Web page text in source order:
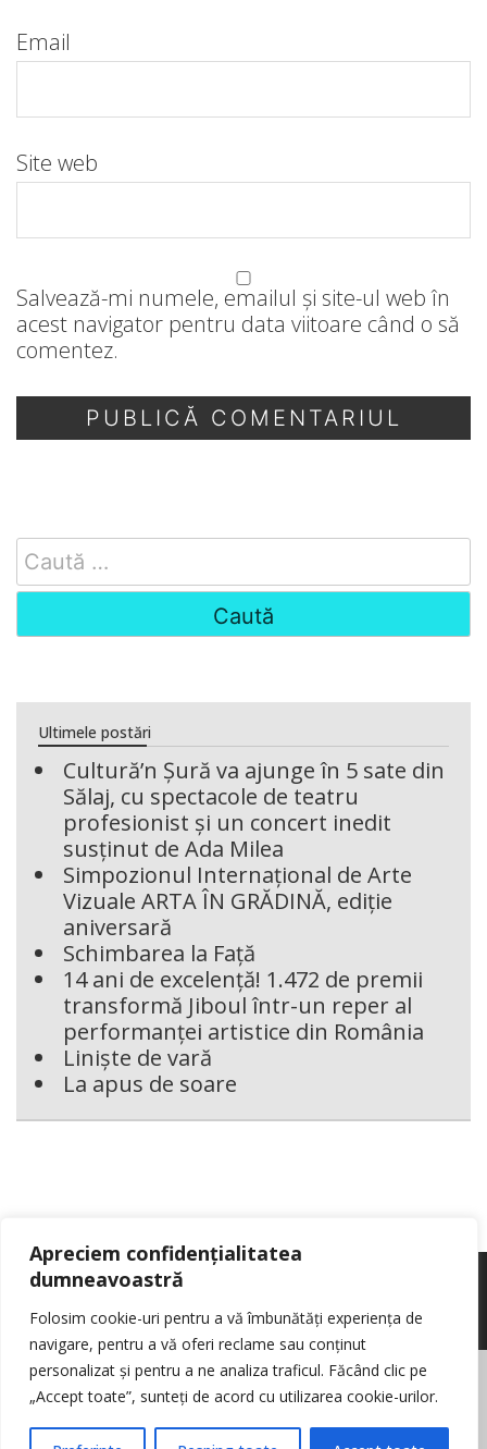
Apreciem confidențialitatea
dumneavoastră
Folosim cookie-uri pentru a vă îmbunătăți experiența de
navigare, pentru a vă oferi reclame sau conținut
personalizat și pentru a ne analiza traficul. Făcând clic pe
„Accept toate”, sunteți de acord cu utilizarea cookie-urilor.
Email
Site web
Salvează-mi numele, emailul și site-ul web în
acest navigator pentru data viitoare când o să
comentez.
Search
for:
Ultimele postări
Cultură’n Șură va ajunge în 5 sate din
Sălaj, cu spectacole de teatru
profesionist și un concert inedit
susținut de Ada Milea
Simpozionul Internațional de Arte
Vizuale ARTA ÎN GRĂDINĂ, ediție
aniversară
Schimbarea la Față
14 ani de excelență! 1.472 de premii
transformă Jiboul într-un reper al
performanței artistice din România
Liniște de vară
La apus de soare
© Reporter pur si simplu
Politica de cookie-
uri
Nota de informare cu privire la prelucrarea de date personale